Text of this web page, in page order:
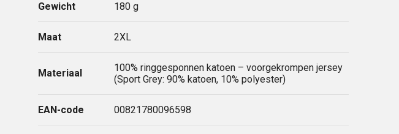
Gewicht 180 g
Maat 2XL
Materiaal
100% ringgesponnen katoen – voorgekrompen jersey
(Sport Grey: 90% katoen, 10% polyester)
EAN-code 00821780096598